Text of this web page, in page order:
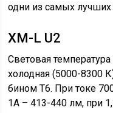
одни из самых
XM-L U2
Световая
холодная (5000-8300
бином Т6. При токе
1А – 413-440 лм, при